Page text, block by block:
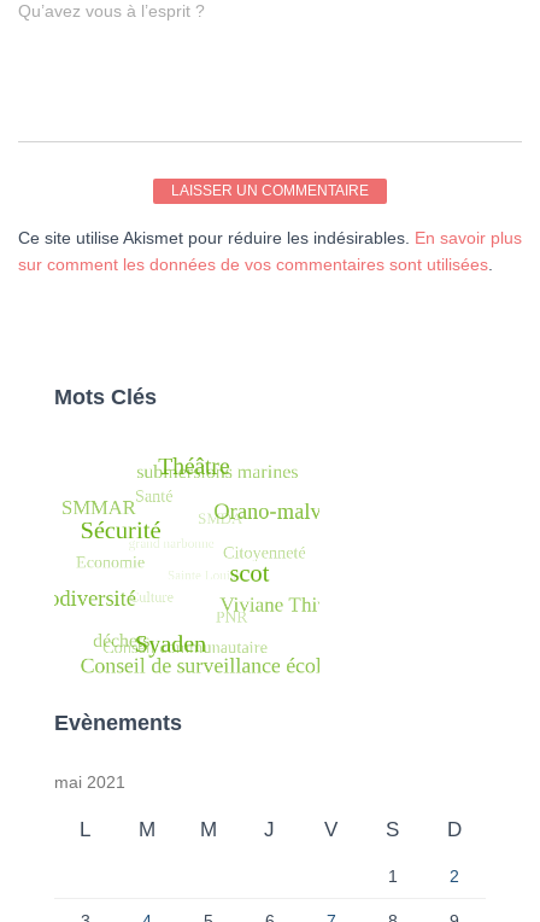
Qu’avez vous à l’esprit ?
Ce site utilise Akismet pour réduire les indésirables. En savoir plus
sur comment les données de vos commentaires sont utilisées
Mots Clés
Evènements
mai 2021
L M M J V S D
1 2